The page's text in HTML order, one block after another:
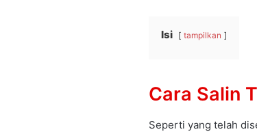
Isi tampilkan
Cara Salin
Seperti yang telah